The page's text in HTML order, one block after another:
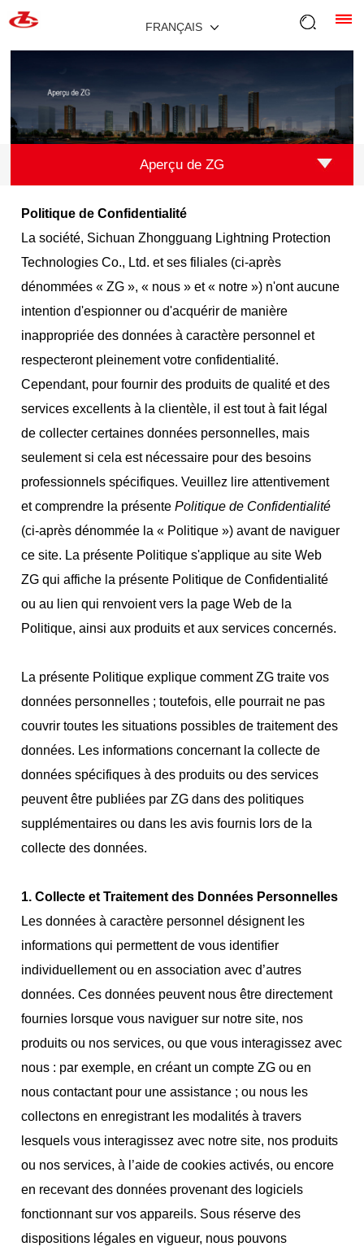
FRANÇAIS
Aperçu de ZG
Politique de Confidentialité
La société, Sichuan Zhongguang Lightning Protection
Technologies Co., Ltd. et ses filiales (ci-après
dénommées « ZG », « nous » et « notre ») n'ont aucune
intention d'espionner ou d'acquérir de manière
inappropriée des données à caractère personnel et
respecteront pleinement votre confidentialité.
Cependant, pour fournir des produits de qualité et des
services excellents à la clientèle, il est tout à fait légal
de collecter certaines données personnelles, mais
seulement si cela est nécessaire pour des besoins
professionnels spécifiques. Veuillez lire attentivement
et comprendre la présentePolitique de Confidentialité
(ci-après dénommée la « Politique ») avant de naviguer
ce site. La présente Politique s'applique au site Web
ZG qui affiche la présente Politique de Confidentialité
ou au lien qui renvoient vers la page Web de la
Politique, ainsi aux produits et aux services concernés.
La présente Politique explique comment ZG traite vos
données personnelles ; toutefois, elle pourrait ne pas
couvrir toutes les situations possibles de traitement des
données. Les informations concernant la collecte de
données spécifiques à des produits ou des services
peuvent être publiées par ZG dans des politiques
supplémentaires ou dans les avis fournis lors de la
collecte des données.
1. Collecte et Traitement des Données Personnelles
Les données à caractère personnel désignent les
informations qui permettent de vous identifier
individuellement ou en association avec d’autres
données. Ces données peuvent nous être directement
fournies lorsque vous naviguer sur notre site, nos
produits ou nos services, ou que vous interagissez avec
nous : par exemple, en créant un compte ZG ou en
nous contactant pour une assistance ; ou nous les
collectons en enregistrant les modalités à travers
lesquels vous interagissez avec notre site, nos produits
ou nos services, à l’aide de cookies activés, ou encore
en recevant des données provenant des logiciels
fonctionnant sur vos appareils. Sous réserve des
dispositions légales en vigueur, nous pouvons